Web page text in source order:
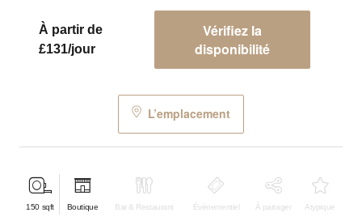
À partir de
£131/jour
Vérifiez la
disponibilité
L’emplacement
150 sqft Boutique Bar & Restaurant Événementiel À partager Atypique